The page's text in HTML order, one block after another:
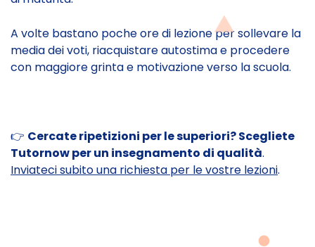
A volte bastano poche ore di lezione per sollevare la
media dei voti, riacquistare autostima e procedere
con maggiore grinta e motivazione verso la scuola.
👉 Cercate ripetizioni per le superiori? Scegliete
Tutornow per un insegnamento di qualità.
Inviateci subito una richiesta per le vostre lezioni.